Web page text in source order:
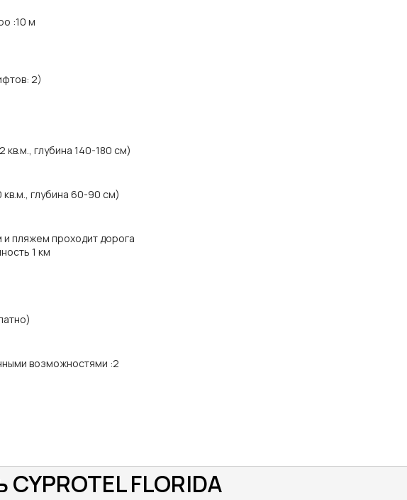
:10 м
2)
глубина 140-180 см)
глубина 60-90 см)
пляжем проходит дорога
1 км
возможностями :2
FLORIDA